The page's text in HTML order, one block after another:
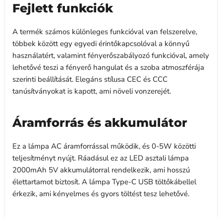
Fejlett funkciók
A termék számos különleges funkcióval van felszerelve,
többek között egy egyedi érintőkapcsolóval a könnyű
használatért, valamint fényerőszabályozó funkcióval, amely
lehetővé teszi a fényerő hangulat és a szoba atmoszférája
szerinti beállítását. Elegáns stílusa CEC és CCC
tanúsítványokat is kapott, ami növeli vonzerejét.
Áramforrás és akkumulátor
Ez a lámpa AC áramforrással működik, és 0-5W közötti
teljesítményt nyújt. Ráadásul ez az LED asztali lámpa
2000mAh 5V akkumulátorral rendelkezik, ami hosszú
élettartamot biztosít. A lámpa Type-C USB töltőkábellel
érkezik, ami kényelmes és gyors töltést tesz lehetővé.